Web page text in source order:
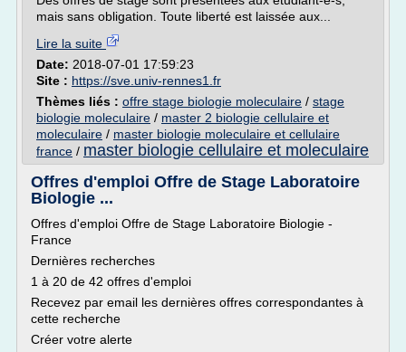
mais sans obligation. Toute liberté est laissée aux...
Lire la suite
Date: 2018-07-01 17:59:23
Site : https://sve.univ-rennes1.fr
Thèmes liés : offre stage biologie moleculaire / stage
biologie moleculaire / master 2 biologie cellulaire et
moleculaire / master biologie moleculaire et cellulaire
france / master biologie cellulaire et moleculaire
Offres d'emploi Offre de Stage Laboratoire
Biologie ...
Offres d'emploi Offre de Stage Laboratoire Biologie -
France
Dernières recherches
1 à 20 de 42 offres d'emploi
Recevez par email les dernières offres correspondantes à
cette recherche
Créer votre alerte